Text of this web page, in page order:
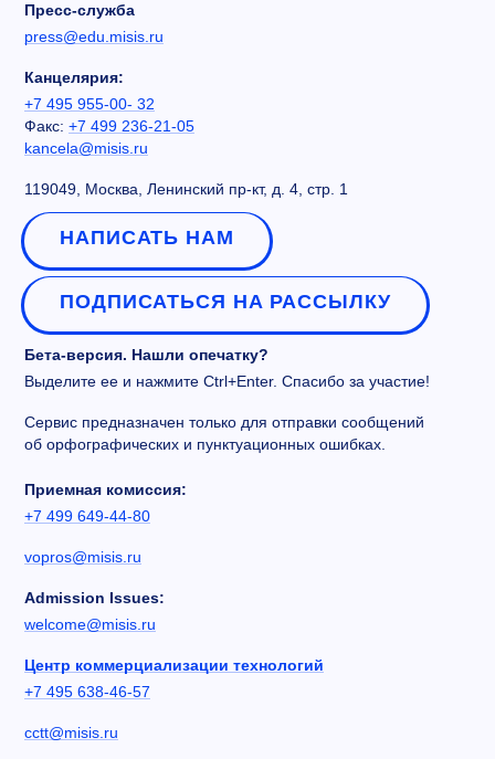
Пресс-служба
press@edu.misis.ru
Канцелярия:
+7 495 955-00- 32
Факс: +7 499 236-21-05
kancela@misis.ru
119049, Москва, Ленинский пр-кт, д. 4, стр. 1
НАПИСАТЬ НАМ
ПОДПИСАТЬСЯ НА РАССЫЛКУ
Бета-версия. Нашли опечатку?
Выделите ее и нажмите Ctrl+Enter. Спасибо за участие!
Сервис предназначен только для отправки сообщений
об орфографических и пунктуационных ошибках.
Приемная комиссия:
+7 499 649-44-80
vopros@misis.ru
Admission Issues:
welcome@misis.ru
Центр коммерциализации технологий
+7 495 638-46-57
cctt@misis.ru